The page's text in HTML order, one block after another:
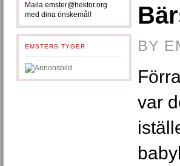
Maila emster@hektor.org
med dina önskemål!
EMSTERS TYGER BY
var